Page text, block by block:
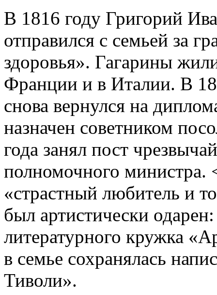
В 1816 году Григорий
отправился с семьей за
здоровья». Гагарины
Франции и в Италии. В
снова вернулся на
назначен советником
года занял пост
полномочного
«страстный любитель и
был артистически
литературного кружка
в семье сохранялась
Тиволи».